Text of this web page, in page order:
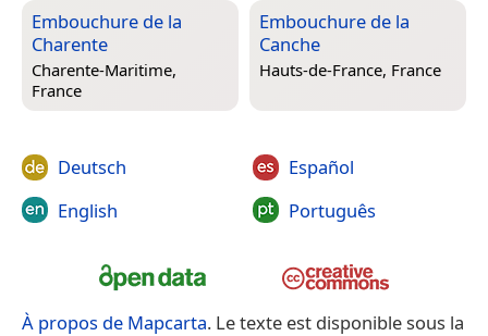
Embouchure de la
Charente
Charente-Maritime,
France
Embouchure de la
Canche
Hauts-de-France, France
Deutsch
English
Español
Português
À propos de Mapcarta. Le texte est disponible sous la